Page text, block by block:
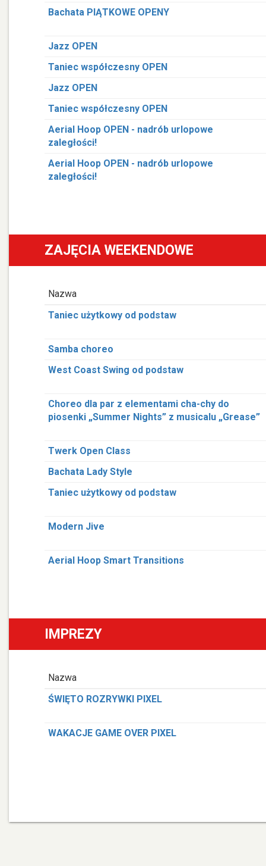
Bachata PIĄTKOWE OPENY
Jazz OPEN
Taniec współczesny OPEN
Jazz OPEN
Taniec współczesny OPEN
Aerial Hoop OPEN - nadrób urlopowe
zaległości!
Aerial Hoop OPEN - nadrób urlopowe
zaległości!
ZAJĘCIA WEEKENDOWE
Nazwa
Taniec użytkowy od podstaw
Samba choreo
West Coast Swing od podstaw
Choreo dla par z elementami cha-chy do
piosenki „Summer Nights” z musicalu „Grease”
Twerk Open Class
Bachata Lady Style
Taniec użytkowy od podstaw
Modern Jive
Aerial Hoop Smart Transitions
IMPREZY
Nazwa
ŚWIĘTO ROZRYWKI PIXEL
WAKACJE GAME OVER PIXEL